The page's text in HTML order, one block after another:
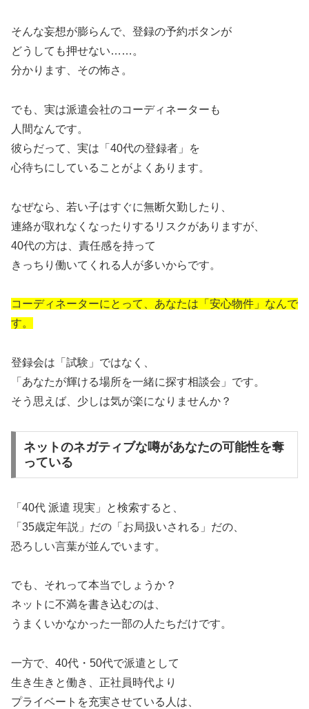
そんな妄想が膨らんで、登録の予約ボタンが
どうしても押せない……。
分かります、その怖さ。
でも、実は派遣会社のコーディネーターも
人間なんです。
彼らだって、実は「40代の登録者」を
心待ちにしていることがよくあります。
なぜなら、若い子はすぐに無断欠勤したり、
連絡が取れなくなったりするリスクがありますが、
40代の方は、責任感を持って
きっちり働いてくれる人が多いからです。
コーディネーターにとって、あなたは「安心物件」なんで
す。
登録会は「試験」ではなく、
「あなたが輝ける場所を一緒に探す相談会」です。
そう思えば、少しは気が楽になりませんか？
ネットのネガティブな噂があなたの可能性を奪
っている
「40代 派遣 現実」と検索すると、
「35歳定年説」だの「お局扱いされる」だの、
恐ろしい言葉が並んでいます。
でも、それって本当でしょうか？
ネットに不満を書き込むのは、
うまくいかなかった一部の人たちだけです。
一方で、40代・50代で派遣として
生き生きと働き、正社員時代より
プライベートを充実させている人は、